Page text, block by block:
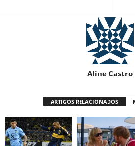
Aline Castro
ARTIGOS RELACIONADOS